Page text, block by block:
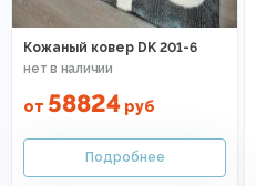
Кожаный ковер DK 201-6
от 58824 руб